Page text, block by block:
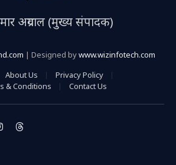
अग्रवाल (मुख्य संपादक)
| Designed bywww.wizinfotech.com
About Us
Privacy Policy
& Conditions
Contact Us
Threads